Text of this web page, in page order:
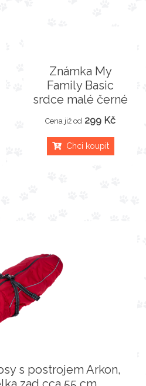
Známka My
Family Basic
srdce malé černé
Cena již od 299 Kč
Chci koupit
s postrojem Arkon,